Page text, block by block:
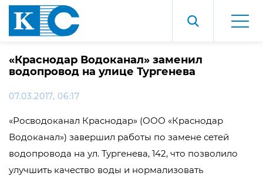
«Краснодар Водоканал» заменил
водопровод на улице Тургенева
07.03.2017, 06:17
«Росводоканал Краснодар» (ООО «Краснодар
Водоканал») завершил работы по замене сетей
водопровода на ул. Тургенева, 142, что позволило
улучшить качество воды и нормализовать